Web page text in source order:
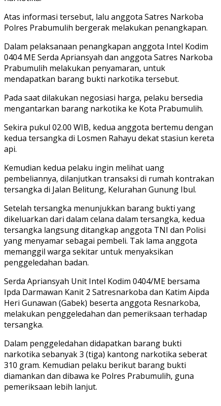
Atas informasi tersebut, lalu anggota Satres Narkoba
Polres Prabumulih bergerak melakukan penangkapan.
Dalam pelaksanaan penangkapan anggota Intel Kodim
0404 ME Serda Apriansyah dan anggota Satres Narkoba
Prabumulih melakukan penyamaran, untuk
mendapatkan barang bukti narkotika tersebut.
Pada saat dilakukan negosiasi harga, pelaku bersedia
mengantarkan barang narkotika ke Kota Prabumulih.
Sekira pukul 02.00 WIB, kedua anggota bertemu dengan
kedua tersangka di Losmen Rahayu dekat stasiun kereta
api.
Kemudian kedua pelaku ingin melihat uang
pembeliannya, dilanjutkan transaksi di rumah kontrakan
tersangka di Jalan Belitung, Kelurahan Gunung Ibul.
Setelah tersangka menunjukkan barang bukti yang
dikeluarkan dari dalam celana dalam tersangka, kedua
tersangka langsung ditangkap anggota TNI dan Polisi
yang menyamar sebagai pembeli. Tak lama anggota
memanggil warga sekitar untuk menyaksikan
penggeledahan badan.
Serda Apriansyah Unit Intel Kodim 0404/ME bersama
Ipda Darmawan Kanit 2 Satresnarkoba dan Katim Aipda
Heri Gunawan (Gabek) beserta anggota Resnarkoba,
melakukan penggeledahan dan pemeriksaan terhadap
tersangka.
Dalam penggeledahan didapatkan barang bukti
narkotika sebanyak 3 (tiga) kantong narkotika seberat
310 gram. Kemudian pelaku berikut barang bukti
diamankan dan dibawa ke Polres Prabumulih, guna
pemeriksaan lebih lanjut.